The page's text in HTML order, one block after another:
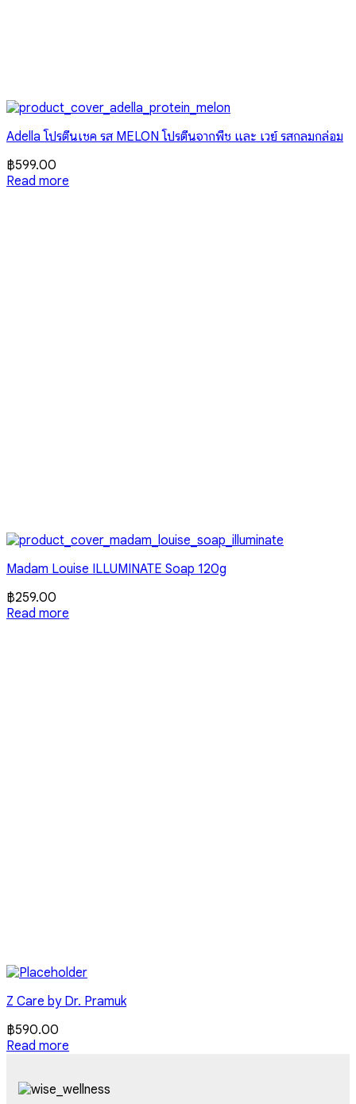
Adella โปรตีนเชค รส MELON โปรตีนจากพืช และ เวย์ รสกลมกล่อม
฿599.00
Read more
Madam Louise ILLUMINATE Soap 120g
฿259.00
Read more
Z Care by Dr. Pramuk
฿590.00
Read more